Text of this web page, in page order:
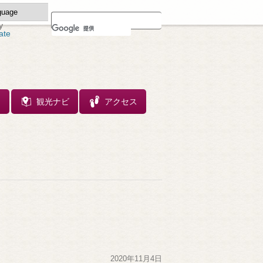
観光ナビ アクセス
2020年11月4日